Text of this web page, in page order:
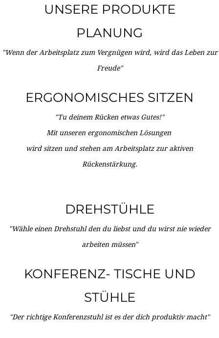
UNSERE PRODUKTE
PLANUNG
"Wenn der Arbeitsplatz zum Vergnügen wird, wird das Leben zur
Freude"
ERGONOMISCHES SITZEN
"Tu deinem Rücken etwas Gutes!"
Mit unseren ergonomischen Lösungen
wird sitzen und stehen am Arbeitsplatz zur aktiven
Rückenstärkung.
DREHSTÜHLE
"Wähle einen Drehstuhl den du liebst und du wirst nie wieder
arbeiten müssen"
KONFERENZ- TISCHE UND
STÜHLE
"Der richtige Konferenzstuhl ist es der dich produktiv macht"